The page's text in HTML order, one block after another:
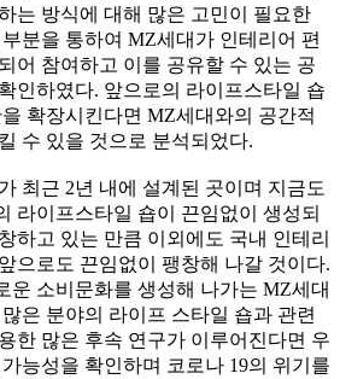
는 방식에 대해 많은 고민이 필요한
분을 통하여 MZ세대가 인테리어 편
어 참여하고 이를 공유할 수 있는 공
인하였다. 앞으로의 라이프스타일 숍
확장시킨다면 MZ세대와의 공간적
수 있을 것으로 분석되었다.
최근 2년 내에 설계된 곳이며 지금도
라이프스타일 숍이 끈임없이 생성되
하고 있는 만큼 이외에도 국내 인테리
으로도 끈임없이 팽창해 나갈 것이다.
운 소비문화를 생성해 나가는 MZ세대
은 분야의 라이프 스타일 숍과 관련
한 많은 후속 연구가 이루어진다면 우
능성을 확인하며 코로나 19의 위기를